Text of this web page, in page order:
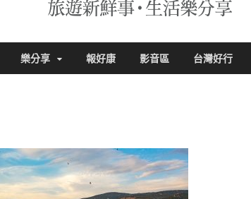
樂分享 報好康 影音區 台灣好行